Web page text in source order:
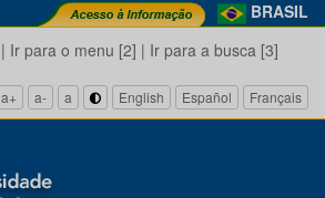
BRASIL
| Ir para o menu [2] | Ir para a busca [3]
a+ a- a English Español Français